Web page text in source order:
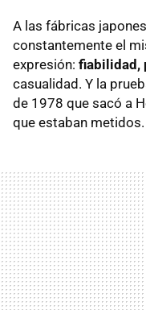
A las fábricas
constantemente el
expresión: fiabilidad,
casualidad. Y la
de 1978 que sacó a
que estaban metidos.